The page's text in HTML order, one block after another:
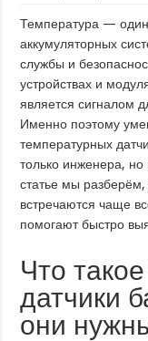
Температура —
аккумуляторных
службы и
устройствах и
является сигналом
Именно поэтому
температурных
только инженера, но
статье мы разберём,
встречаются чаще
помогают быстро
Что
датчики
они